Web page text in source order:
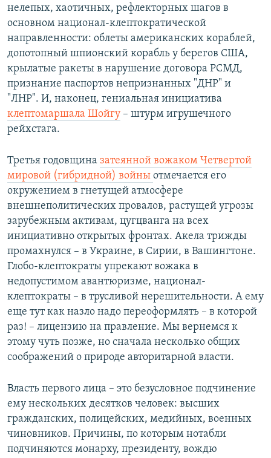
нелепых, хаотичных, рефлекторных шагов в
основном национал-клептократической
направленности: облеты американских кораблей,
допотопный шпионский корабль у берегов США,
крылатые ракеты в нарушение договора РСМД,
признание паспортов непризнанных "ДНР" и
"ЛНР". И, наконец, гениальная инициатива
клептомаршала Шойгу – штурм игрушечного
рейхстага.
Третья годовщина затеянной вожаком Четвертой
мировой (гибридной) войны отмечается его
окружением в гнетущей атмосфере
внешнеполитических провалов, растущей угрозы
зарубежным активам, цугцванга на всех
инициативно открытых фронтах. Акела трижды
промахнулся – в Украине, в Сирии, в Вашингтоне.
Глобо-клептократы упрекают вожака в
недопустимом авантюризме, национал-
клептократы – в трусливой нерешительности. А ему
еще тут как назло надо переоформлять – в которой
раз! – лицензию на правление. Мы вернемся к
этому чуть позже, но сначала несколько общих
соображений о природе авторитарной власти.
Власть первого лица – это безусловное подчинение
ему нескольких десятков человек: высших
гражданских, полицейских, медийных, военных
чиновников. Причины, по которым нотабли
подчиняются монарху, президенту, вождю